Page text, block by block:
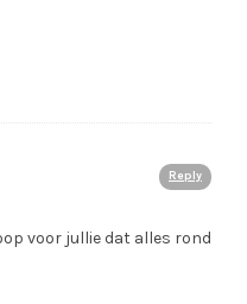
Reply
voor jullie dat alles rond